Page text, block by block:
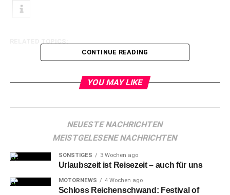
CONTINUE READING
YOU MAY LIKE
NEUESTE NACHRICHTEN
MEISTGELESENE NACHRICHTEN
SONSTIGES 3 Wochen ago
Urlaubszeit ist Reisezeit – auch für uns
MOTORNEWS 4 Wochen ago
Schloss Reichenschwand: Festival of